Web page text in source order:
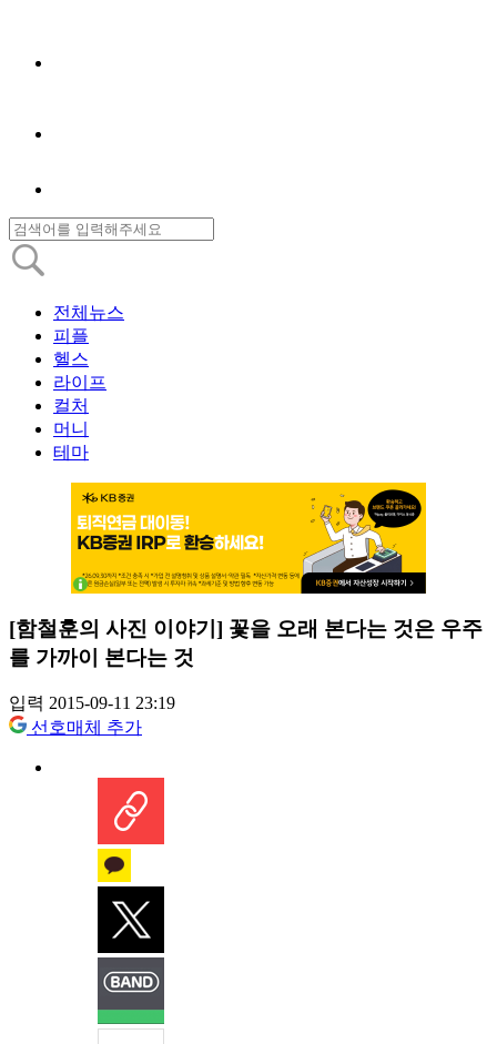
전체뉴스
피플
헬스
라이프
컬처
머니
테마
[함철훈의 사진 이야기] 꽃을 오래 본다는 것은 우주
를 가까이 본다는 것
입력 2015-09-11 23:19
선호매체 추가